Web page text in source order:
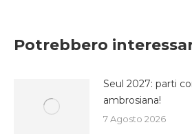
Potrebbero
Seul 2027: parti
ambrosiana!
7 Agosto 2026